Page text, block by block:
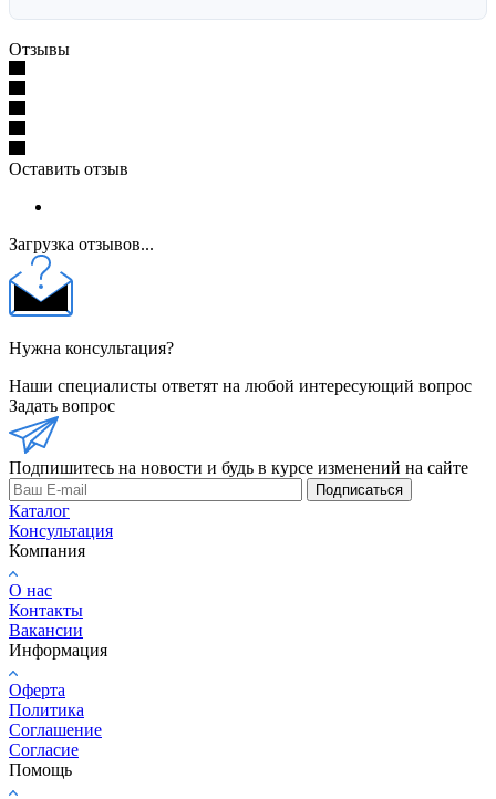
Отзывы
Оставить отзыв
Загрузка отзывов...
Нужна консультация?
Наши специалисты ответят на любой интересующий вопрос
Задать вопрос
Подпишитесь на новости и будь в курсе изменений на сайте
Подписаться
Каталог
Консультация
Компания
О нас
Контакты
Вакансии
Информация
Оферта
Политика
Соглашение
Согласие
Помощь